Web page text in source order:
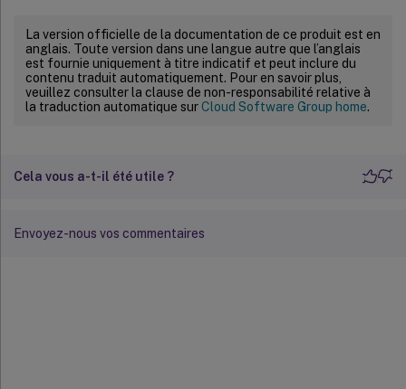
La version officielle de la documentation de ce produit est en
anglais. Toute version dans une langue autre que l’anglais
est fournie uniquement à titre indicatif et peut inclure du
contenu traduit automatiquement. Pour en savoir plus,
veuillez consulter la clause de non-responsabilité relative à
la traduction automatique surCloud Software Group home.
Cela vous a-t-il été utile ?
Envoyez-nous vos commentaires